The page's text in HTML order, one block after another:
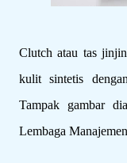
Clutch atau tas
kulit sintetis
Tampak gambar
Lembaga